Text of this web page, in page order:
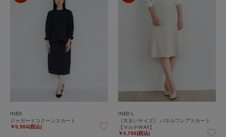
INED
ジャガードコクーンスカート
￥5,984(税込)
INED L
《大きいサイズ》 パネルフレアスカート
【マルチWAY】
￥4,796(税込)